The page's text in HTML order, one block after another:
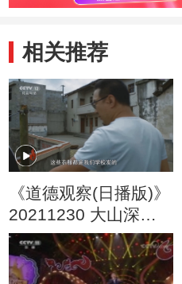
相关推荐
《道德观察(日播版)》
20211230 大山深处
的幼儿园（上）